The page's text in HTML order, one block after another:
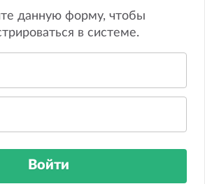
данную форму, чтобы
в системе.
Войти